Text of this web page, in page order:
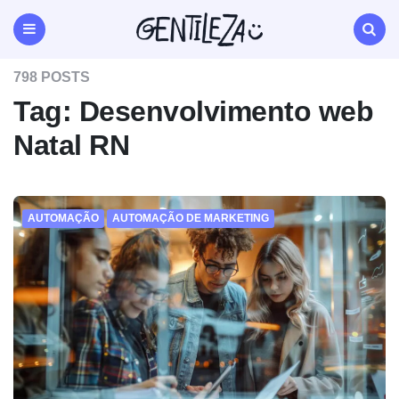
Gentileza
Agência
Natal
RN
798 POSTS
Tag: Desenvolvimento web
Natal RN
AUTOMAÇÃO AUTOMAÇÃO DE MARKETING